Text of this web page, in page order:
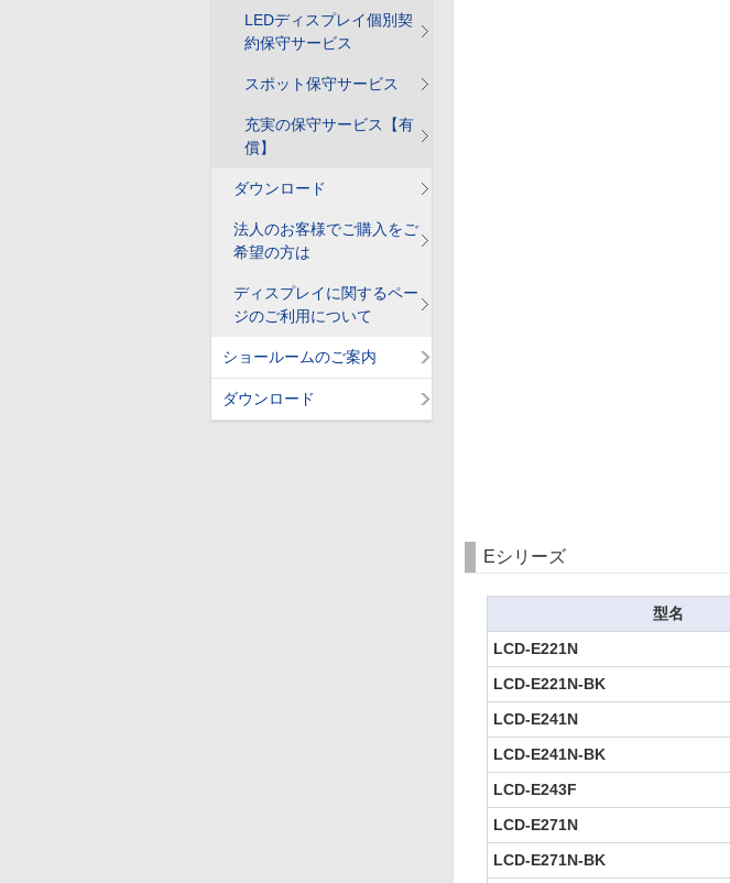
Eシリーズ
型名
LCD-E221N
LCD-E221N-BK
LCD-E241N
LCD-E241N-BK
LCD-E243F
LCD-E271N
LCD-E271N-BK
LEDディスプレイ個別契
約保守サービス
スポット保守サービス
充実の保守サービス【有
償】
ダウンロード
法人のお客様でご購入をご
希望の方は
ディスプレイに関するペー
ジのご利用について
ショールームのご案内
ダウンロード